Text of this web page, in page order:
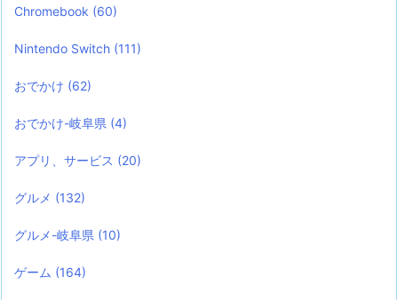
Chromebook (60)
Nintendo Switch (111)
おでかけ (62)
おでかけ-岐阜県 (4)
アプリ、サービス (20)
グルメ (132)
グルメ-岐阜県 (10)
ゲーム (164)